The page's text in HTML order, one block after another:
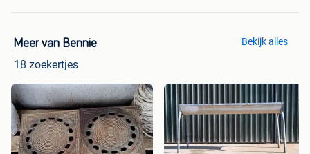
Meer van Bennie
18 zoekertjes
Bekijk alles